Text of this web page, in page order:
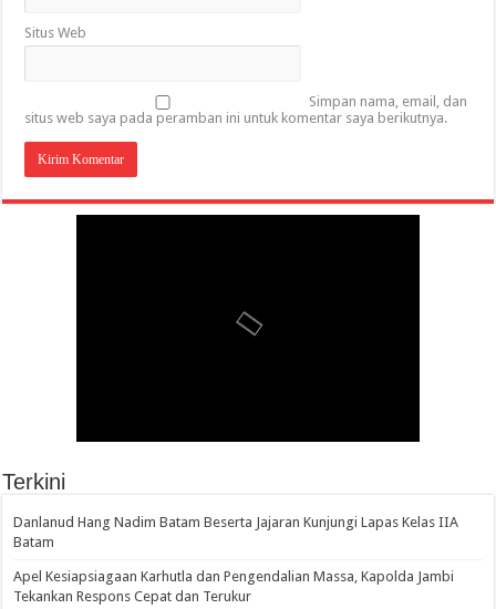
Situs Web
Simpan nama, email, dan
situs web saya pada peramban ini untuk komentar saya berikutnya.
Terkini
Danlanud Hang Nadim Batam Beserta Jajaran Kunjungi Lapas Kelas IIA
Batam
Apel Kesiapsiagaan Karhutla dan Pengendalian Massa, Kapolda Jambi
Tekankan Respons Cepat dan Terukur